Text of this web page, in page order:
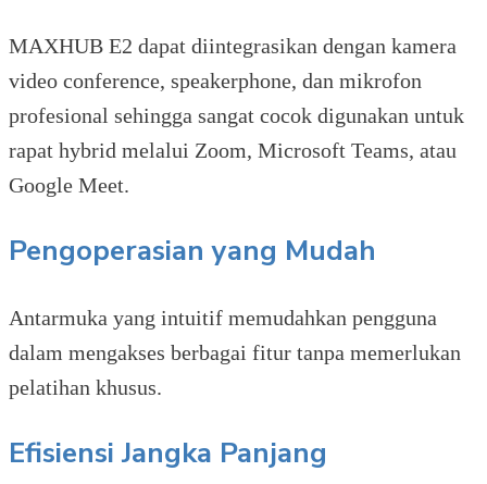
MAXHUB E2 dapat diintegrasikan dengan kamera
video conference, speakerphone, dan mikrofon
profesional sehingga sangat cocok digunakan untuk
rapat hybrid melalui Zoom, Microsoft Teams, atau
Google Meet.
Pengoperasian yang Mudah
Antarmuka yang intuitif memudahkan pengguna
dalam mengakses berbagai fitur tanpa memerlukan
pelatihan khusus.
Efisiensi Jangka Panjang